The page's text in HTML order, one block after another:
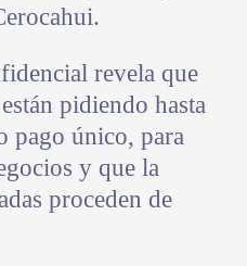
revela que
pidiendo hasta
pago único, para
y que la
proceden de